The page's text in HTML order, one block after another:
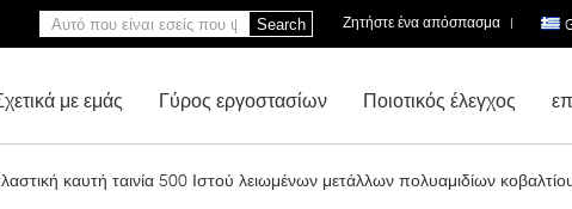
Ζητήστε ένα απόσπασμα |
Search
με εμάς Γύρος εργοστασίων Ποιοτικός έλεγχος
καυτή ταινία 500 Ιστού λειωμένων μετάλλων πολυαμιδίων